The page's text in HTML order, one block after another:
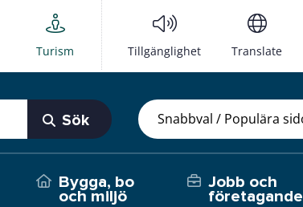
Turism Tillgänglighet Translate
Sök
Bygga, bo
och miljö
Jobb och
företagande